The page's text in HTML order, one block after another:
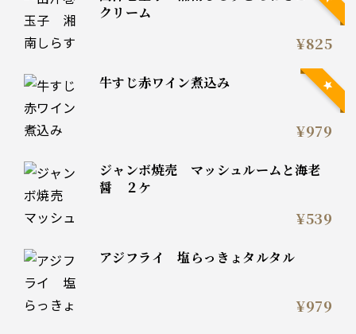
クリーム
¥825
牛すじ赤ワイン煮込み
¥979
ジャンボ焼売 マッシュルームと海老
醤 ２ケ
¥539
アジフライ 塩らっきょタルタル
¥979